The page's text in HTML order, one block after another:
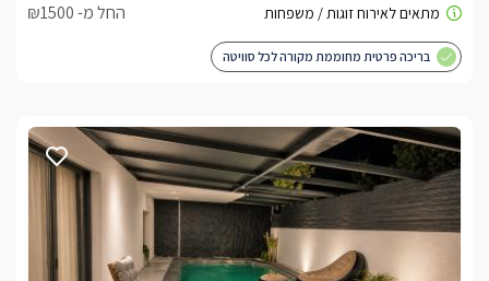
החל מ- ₪1500
בריכה פרטית מחוממת מקורה לכל סוויטה